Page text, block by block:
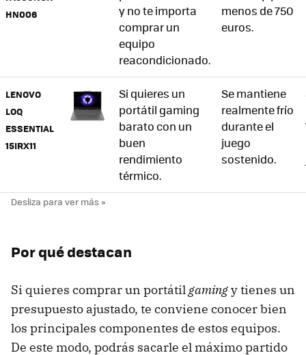
HN006
y no te importa
comprar un
equipo
reacondicionado.
menos de 750
euros.
LENOVO
LOQ
ESSENTIAL
15IRX11
Si quieres un
portátil gaming
barato con un
buen
rendimiento
térmico.
Se mantiene
realmente frío
durante el
juego
sostenido.
Por qué destacan
Si quieres comprar un portátilgamingy tienes un
presupuesto ajustado, te conviene conocer bien
los principales componentes de estos equipos.
De este modo, podrás sacarle el máximo partido